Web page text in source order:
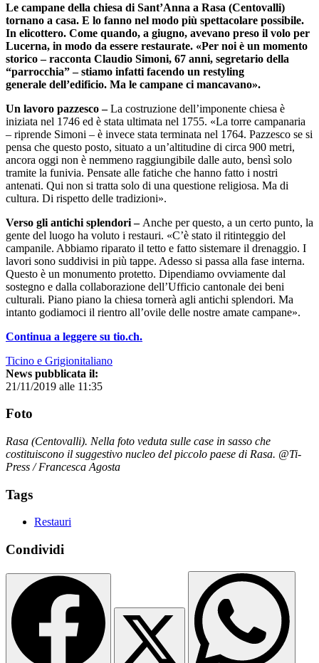
Le campane della chiesa di Sant’Anna a Rasa (Centovalli)
tornano a casa. E lo fanno nel modo più spettacolare possibile.
In elicottero. Come quando, a giugno, avevano preso il volo per
Lucerna, in modo da essere restaurate. «Per noi è un momento
storico – racconta Claudio Simoni, 67 anni, segretario della
“parrocchia” – stiamo infatti facendo un restyling
generale dell’edificio. Ma le campane ci mancavano».
Un lavoro pazzesco –La costruzione dell’imponente chiesa è
iniziata nel 1746 ed è stata ultimata nel 1755. «La torre campanaria
– riprende Simoni – è invece stata terminata nel 1764. Pazzesco se si
pensa che questo posto, situato a un’altitudine di circa 900 metri,
ancora oggi non è nemmeno raggiungibile dalle auto, bensì solo
tramite la funivia. Pensate alle fatiche che hanno fatto i nostri
antenati. Qui non si tratta solo di una questione religiosa. Ma di
cultura. Di rispetto delle tradizioni».
Verso gli antichi splendori –Anche per questo, a un certo punto, la
gente del luogo ha voluto i restauri. «C’è stato il ritinteggio del
campanile. Abbiamo riparato il tetto e fatto sistemare il drenaggio. I
lavori sono suddivisi in più tappe. Adesso si passa alla fase interna.
Questo è un monumento protetto. Dipendiamo ovviamente dal
sostegno e dalla collaborazione dell’Ufficio cantonale dei beni
culturali. Piano piano la chiesa tornerà agli antichi splendori. Ma
intanto godiamoci il rientro all’ovile delle nostre amate campane».
Continua a leggere su tio.ch.
Ticino e Grigionitaliano
News pubblicata il:
21/11/2019 alle 11:35
Foto
Rasa (Centovalli). Nella foto veduta sulle case in sasso che
costituiscono il suggestivo nucleo del piccolo paese di Rasa. @Ti-
Press / Francesca Agosta
Tags
Restauri
Condividi